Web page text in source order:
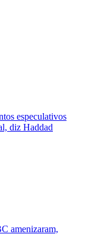
especulativos
diz Haddad
amenizaram,